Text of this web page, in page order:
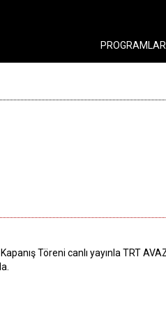
PROGRAMLAR
Töreni canlı yayınla TRT